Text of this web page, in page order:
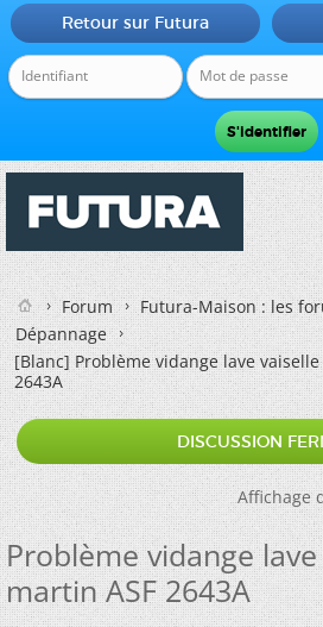
Retour sur Futura
Forum
Futura-Maison : les
Dépannage
[Blanc]Problème vidange lave
2643A
DISCUSSION
Affichage
Problème vidange
martin ASF 2643A